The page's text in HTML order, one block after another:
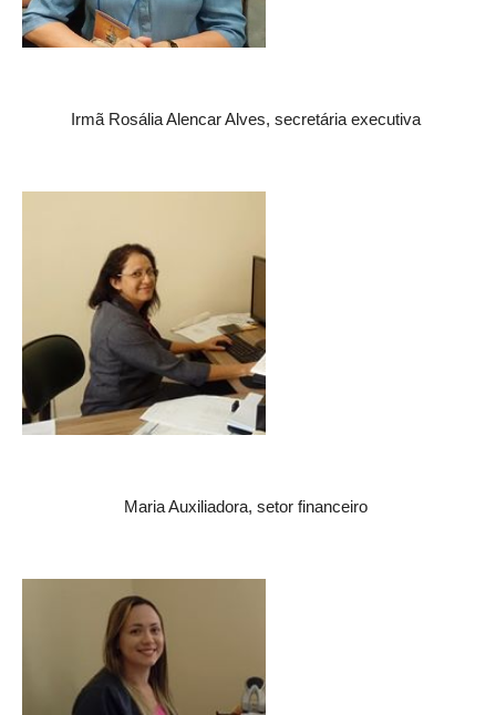
Irmã Rosália Alencar Alves, secretária executiva
Maria Auxiliadora, setor financeiro